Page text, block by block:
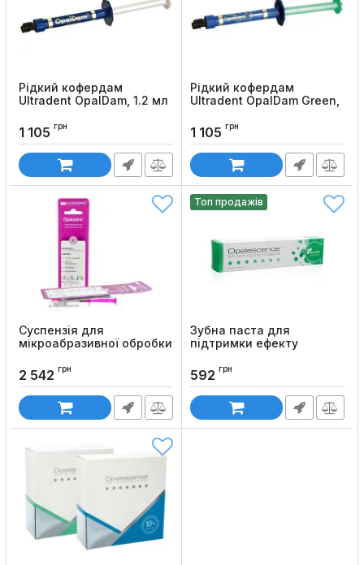
Рідкий кофердам
Ultradent OpalDam, 1.2 мл
1 105 грн
Рідкий кофердам
Ultradent OpalDam Green,
Код товару:
1 105 грн
Суспензія для
мікроабразивної обробки
(шприц 1.2 мл + 2
полірувальні чашечки + 1
насадка для нанесення)
Код товару:
2 542 грн
Топ продажів
Зубна паста для
підтримки ефекту
Opalescence
Код товару: 68
592 грн